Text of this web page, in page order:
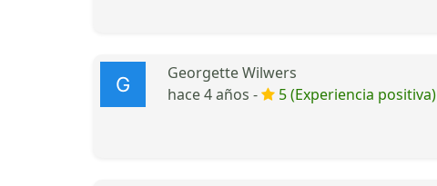
Georgette Wilwers
hace 4 años -
5 (Experiencia positiva)